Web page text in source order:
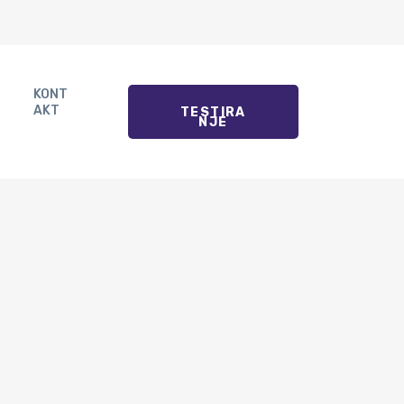
KONT
AKT
TESTIRA
NJE